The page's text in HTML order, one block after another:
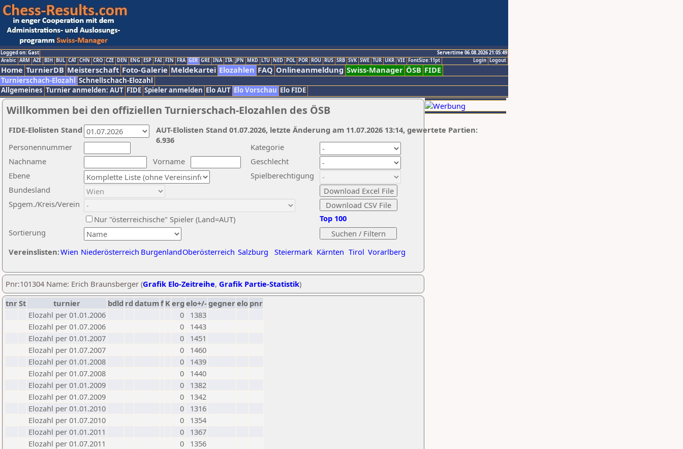
Logged on: Gast
Servertime 06.08.2026 21:05:49
Logout
Login
Arabic ARM AZE BIH BUL CAT CHN CRO CZE DEN ENG ESP FAI FIN FRA GER GRE INA ITA JPN MKD LTU NED POL POR ROU RUS SRB SVK SWE TUR UKR VIE FontSize:11pt
Home TurnierDB Meisterschaft Foto-Galerie Meldekartei Elozahlen FAQ Onlineanmeldung Swiss-Manager ÖSB FIDE
Turnierschach-Elozahl Schnellschach-Elozahl
Allgemeines Turnier anmelden: AUT FIDE Spieler anmelden Elo AUT Elo Vorschau Elo FIDE
Willkommen bei den offiziellen Turnierschach-Elozahlen des ÖSB
Nachname
Vorname
Ebene
Kategorie
Sortierung
Personennummer
Bundesland
Spgem./Kreis/Verein
Geschlecht
Nur "österreichische" Spieler (Land=AUT)
Spielberechtigung
Vereinslisten:Wien Niederösterreich BurgenlandOberösterreich Salzburg Steiermark Kärnten Tirol Vorarlberg
Top 100
AUT-Elolisten Stand 01.07.2026, letzte Änderung am 11.07.2026 13:14, gewertete Partien:
6.936
FIDE-Elolisten Stand
Pnr:101304 Name: Erich Braunsberger (Grafik Elo-Zeitreihe, Grafik Partie-Statistik)
tnrSt turnier bdld rd datumf Kerg elo+/-gegnerelo pnr
Elozahl per 01.01.2006
0
1383
Elozahl per 01.07.2006
0
1443
Elozahl per 01.01.2007
0
1451
Elozahl per 01.07.2007
0
1460
Elozahl per 01.01.2008
0
1439
Elozahl per 01.07.2008
0
1440
Elozahl per 01.01.2009
0
1382
Elozahl per 01.07.2009
0
1342
Elozahl per 01.01.2010
0
1316
Elozahl per 01.07.2010
0
1354
Elozahl per 01.01.2011
0
1367
Elozahl per 01.07.2011
0
1356